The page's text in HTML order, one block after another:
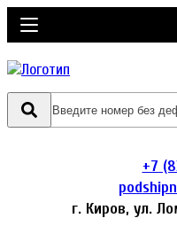
+7
г. Киров, ул.